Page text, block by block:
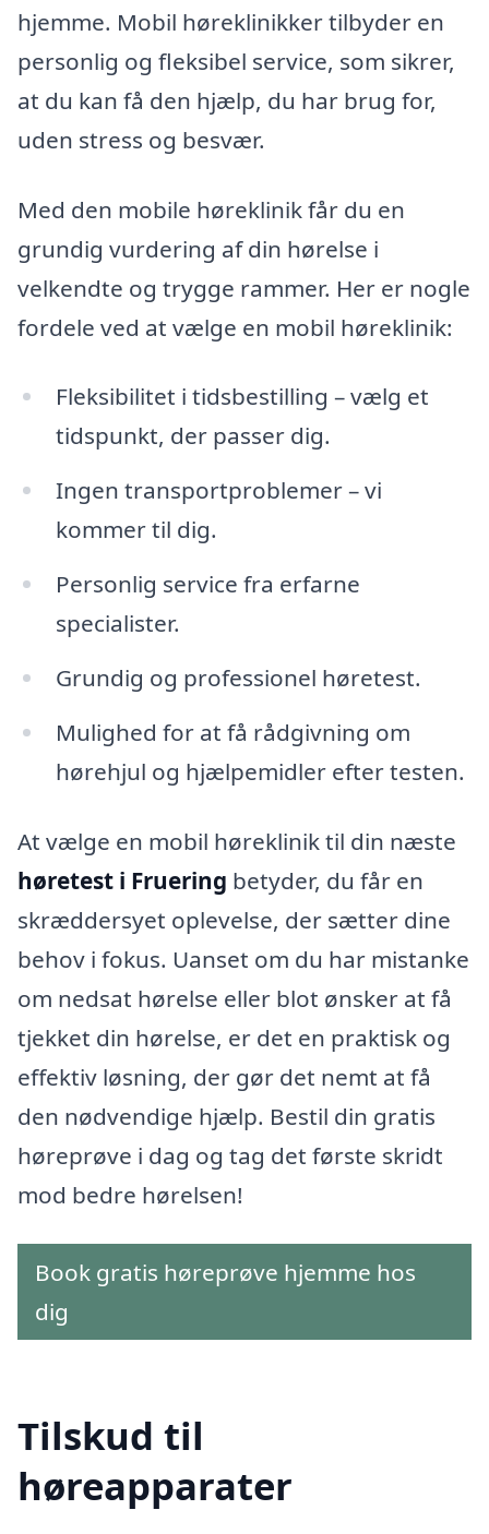
hjemme. Mobil høreklinikker tilbyder en
personlig og fleksibel service, som sikrer,
at du kan få den hjælp, du har brug for,
uden stress og besvær.
Med den mobile høreklinik får du en
grundig vurdering af din hørelse i
velkendte og trygge rammer. Her er nogle
fordele ved at vælge en mobil høreklinik:
Fleksibilitet i tidsbestilling – vælg et
tidspunkt, der passer dig.
Ingen transportproblemer – vi
kommer til dig.
Personlig service fra erfarne
specialister.
Grundig og professionel høretest.
Mulighed for at få rådgivning om
hørehjul og hjælpemidler efter testen.
At vælge en mobil høreklinik til din næste
høretest i Fruering betyder, du får en
skræddersyet oplevelse, der sætter dine
behov i fokus. Uanset om du har mistanke
om nedsat hørelse eller blot ønsker at få
tjekket din hørelse, er det en praktisk og
effektiv løsning, der gør det nemt at få
den nødvendige hjælp. Bestil din gratis
høreprøve i dag og tag det første skridt
mod bedre hørelsen!
Book gratis høreprøve hjemme hos
dig
Tilskud til
høreapparater